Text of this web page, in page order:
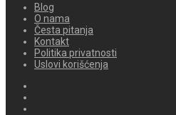
Blog
O nama
Česta pitanja
Kontakt
Politika privatnosti
Uslovi korišćenja